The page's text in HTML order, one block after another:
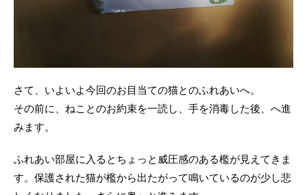
さて、いよいよ今回のお目当ての猫とのふれあいへ。
その前に、ねことのお約束を一読し、手を消毒した後、へ進
みます。
ふれあい部屋に入るとちょっと威圧感のある檻が見えてきま
す。保護された猫が檻から出たがって鳴いているのが少し悲